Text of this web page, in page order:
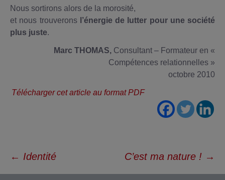
Nous sortirons alors de la morosité,
et nous trouverons l’énergie de lutter pour une société
plus juste.
Marc THOMAS, Consultant – Formateur en «
Compétences relationnelles »
octobre 2010
Télécharger cet article au format PDF
Navigation
← Identité C’est ma nature ! →